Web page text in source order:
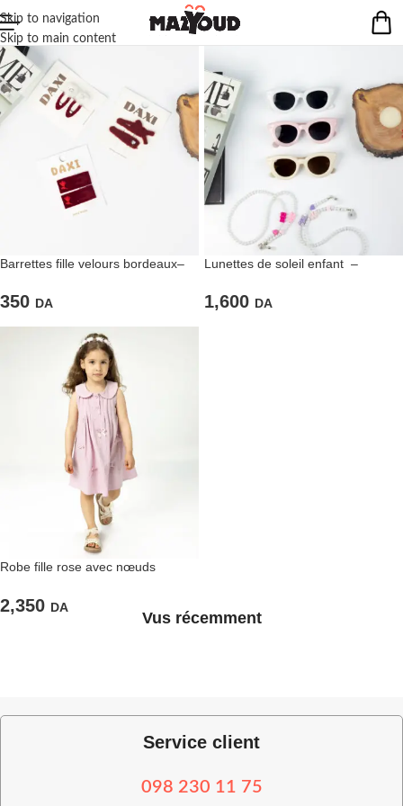
Skip to navigation
Skip to main content
Barrettes fille velours bordeaux–
pratique
350 DA
Lunettes de soleil enfant –
1,600 DA
Robe fille rose avec nœuds
2,350 DA
Vus récemment
Service client
098 230 11 75